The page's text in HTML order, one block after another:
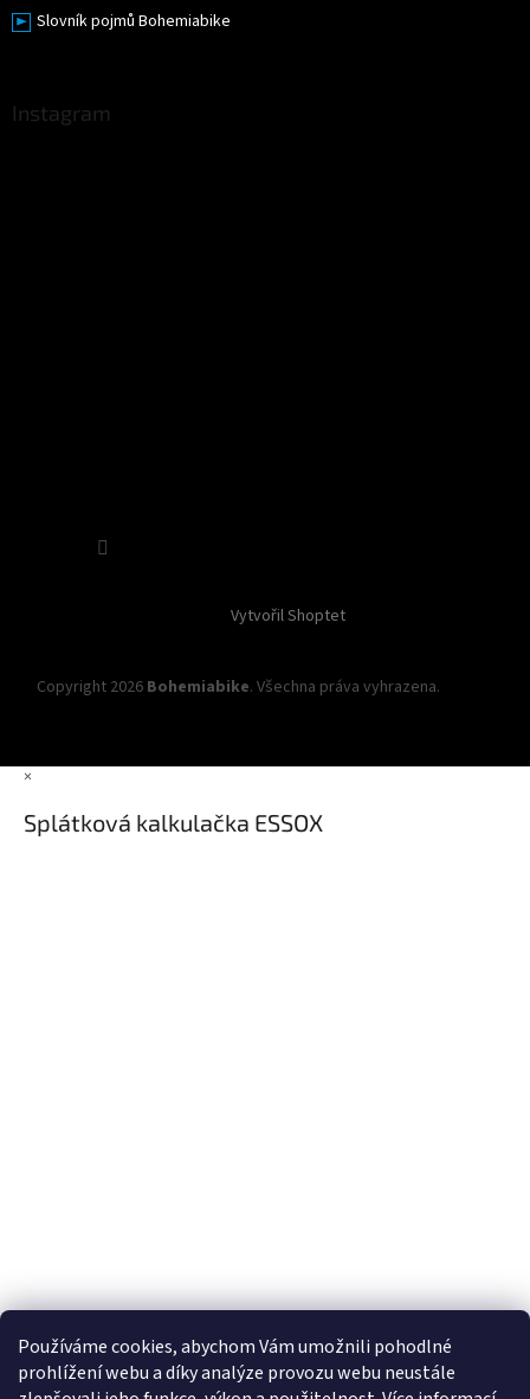
Používáme cookies, abychom Vám umožnili pohodlné
prohlížení webu a díky analýze provozu webu neustále
Slovník pojmů Bohemiabike
Instagram
Vytvořil Shoptet
Copyright 2026 Bohemiabike. Všechna práva vyhrazena.
×
Splátková kalkulačka ESSOX